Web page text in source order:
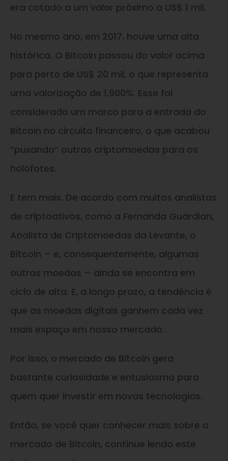
era cotado a um valor próximo a US$ 1 mil.
No mesmo ano, em 2017, houve uma alta
histórica. O Bitcoin passou do valor acima
para perto de US$ 20 mil, o que representa
uma valorização de 1.900%. Esse foi
considerado um marco para a entrada do
Bitcoin no circuito financeiro, o que acabou
“puxando” outras criptomoedas para os
holofotes.
E tem mais. De acordo com muitos analistas
de criptoativos, como a Fernanda Guardian,
Analista de Criptomoedas da Levante, o
Bitcoin – e, consequentemente, algumas
outras moedas – ainda se encontra em
ciclo de alta. E, a longo prazo, a tendência é
que as moedas digitais ganhem cada vez
mais espaço em nosso mercado.
Por isso, o mercado de Bitcoin gera
bastante curiosidade e entusiasmo para
quem quer investir em novas tecnologias.
Então, se você quer conhecer mais sobre o
mercado de Bitcoin, continue lendo este